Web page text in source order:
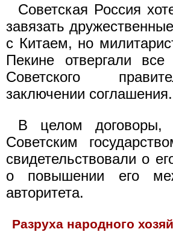
Советская Россия
завязать
с Китаем, но
Пекине отвергали все
Советского
заключении соглашения.
В целом договоры,
Советским
свидетельствовали о
о повышении его
авторитета.
Разруха народного